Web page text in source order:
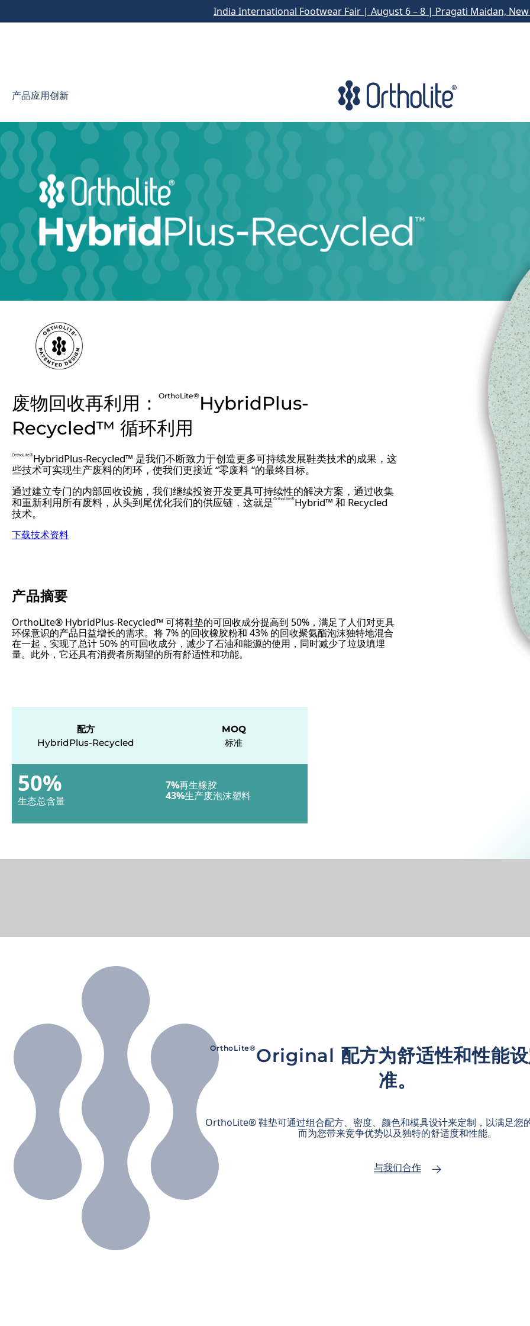
India International Footwear Fair | August 6 – 8 | Pragati Maidan,
产品应用创新
废物回收再利用： OrthoLite® HybridPlus-
Recycled™ 循环利用
OrthoLite®HybridPlus-Recycled™ 是我们不断致力于创造更多可持续发展鞋类技术的成果，这
些技术可实现生产废料的闭环，使我们更接近 “零废料 “的最终目标。
通过建立专门的内部回收设施，我们继续投资开发更具可持续性的解决方案，通过收集
和重新利用所有废料，从头到尾优化我们的供应链，这就是OrthoLite®Hybrid™ 和 Recycled
技术。
下载技术资料
产品摘要
OrthoLite® HybridPlus-Recycled™ 可将鞋垫的可回收成分提高到 50%，满足了人们对更具
环保意识的产品日益增长的需求。将 7% 的回收橡胶粉和 43% 的回收聚氨酯泡沫独特地混合
在一起，实现了总计 50% 的可回收成分，减少了石油和能源的使用，同时减少了垃圾填埋
量。此外，它还具有消费者所期望的所有舒适性和功能。
配方
HybridPlus-Recycled
MOQ
标准
50%
生态总含量
7%再生橡胶
43%生产废泡沫塑料
OrthoLite®Original 配方为舒适性和性能
准。
OrthoLite® 鞋垫可通过组合配方、密度、颜色和模具设计来定制，以满足您
而为您带来竞争优势以及独特的舒适度和性能。
与我们合作